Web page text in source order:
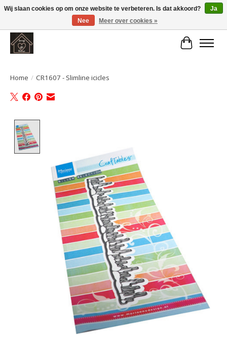
Large selection of products and fast shipping!
Home / CR1607 - Slimline icicles
Wij slaan cookies op om onze website te verbeteren. Is dat akkoord?
Ja
Nee
Meer over cookies »